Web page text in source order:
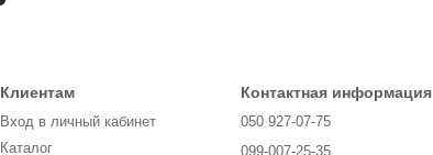
Клиентам
Вход в личный кабинет
Каталог
Контактная информация
050 927-07-75
099-007-25-35